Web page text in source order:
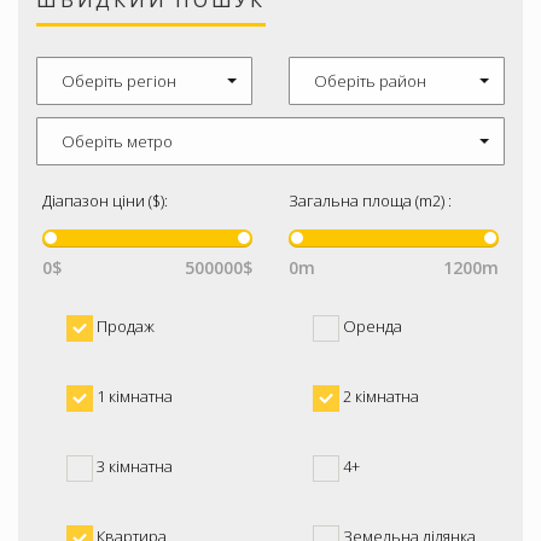
Оберіть регіон Оберіть район
Оберіть метро
Діапазон ціни ($):
0$ 500000$
Загальна площа (m2) :
0m 1200m
Продаж Оренда
1 кімнатна 2 кімнатна
3 кімнатна 4+
Квартира Земельна ділянка